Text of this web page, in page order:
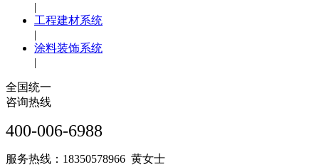
|
工程建材系统
|
涂料装饰系统
|
全国统一
咨询热线
400-006-6988
服务热线：18350578966 黄女士